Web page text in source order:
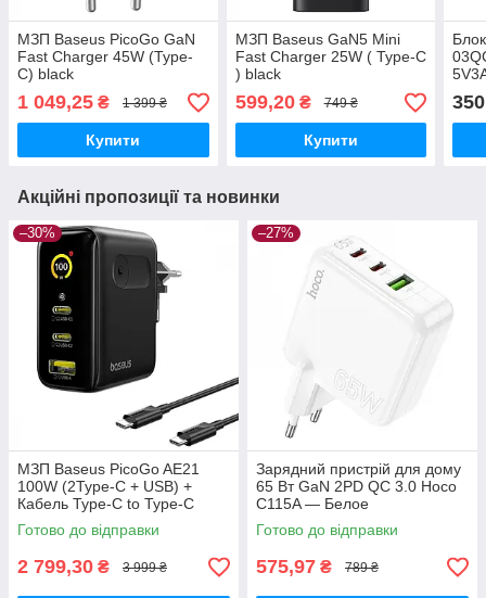
МЗП Baseus PicoGo GaN
Fast Charger 45W (Type-
C) black
1 049,25 ₴ 1 399 ₴
Купити
МЗП Baseus GaN5 Mini
Fast Charger 25W ( Type-C
) black
599,20₴ 749 ₴
Купити
350
Акційні пропозиції та новинки
–30%
МЗП Baseus PicoGo AE21
100W (2Type-C + USB) +
Кабель Type-C to Type-C
100W (1.5m) black
Готово до відправки
2 799,30 ₴ 3 999 ₴
–27%
Зарядний пристрій для дому
65 Вт GaN 2PD QC 3.0 Hoco
C115A — Белое
Готово до відправки
575,97 ₴ 789 ₴